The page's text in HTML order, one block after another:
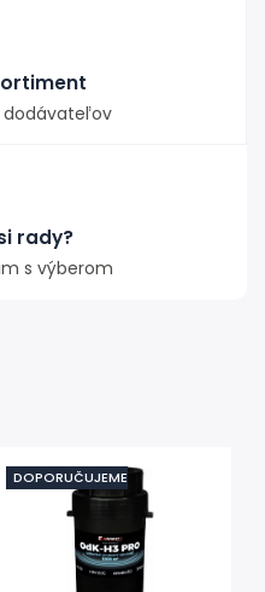
rady?
s výberom
DOPORUČUJEME